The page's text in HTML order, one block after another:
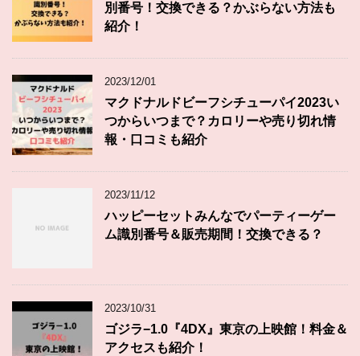
別番号！交換できる？かぶらない方法も
紹介！
2023/12/01
マクドナルドビーフシチューパイ2023い
つからいつまで？カロリーや売り切れ情
報・口コミも紹介
2023/11/12
ハッピーセットみんなでパーティーゲー
ム識別番号＆販売期間！交換できる？
2023/10/31
ゴジラ−1.0『4DX』東京の上映館！料金＆
アクセスも紹介！